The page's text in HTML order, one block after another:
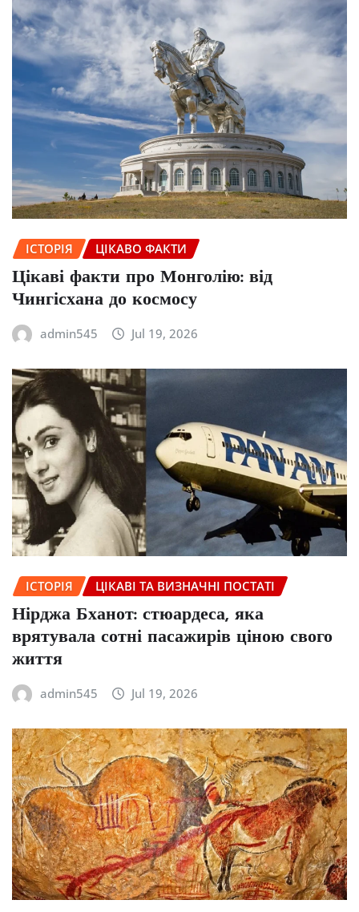
ІСТОРІЯ ЦІКАВО ФАКТИ
Цікаві факти про Монголію: від
Чингісхана до космосу
admin545 Jul 19, 2026
ІСТОРІЯ ЦІКАВІ ТА ВИЗНАЧНІ ПОСТАТІ
Нірджа Бханот: стюардеса, яка
врятувала сотні пасажирів ціною свого
життя
admin545 Jul 19, 2026